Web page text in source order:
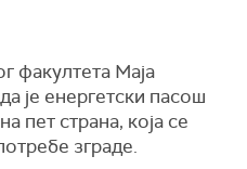
факултета Маја
је енергетски пасош
пет страна, која се
зграде.